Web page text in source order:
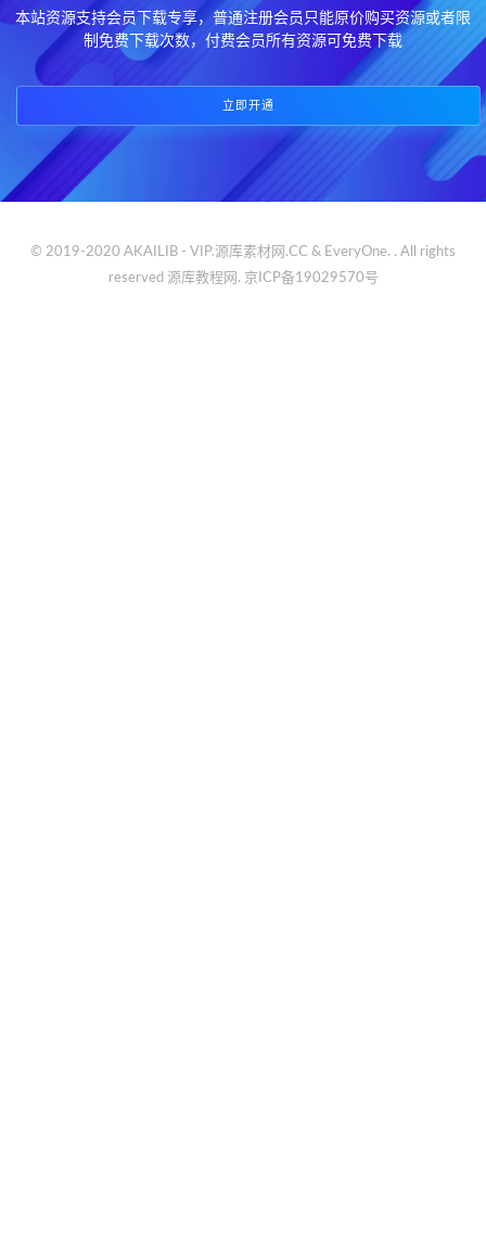
本站资源支持会员下载专享，普通注册会员只能原价购买资源或者限
制免费下载次数，付费会员所有资源可免费下载
立即开通
© 2019-2020 AKAILIB - VIP.源库素材网.CC & EveryOne. . All rights
reserved 源库教程网. 京ICP备19029570号